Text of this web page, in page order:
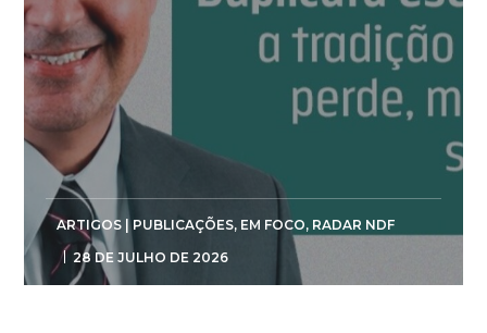
ARTIGOS | PUBLICAÇÕES, EM FOCO, RADAR NDF
28 DE JULHO DE 2026